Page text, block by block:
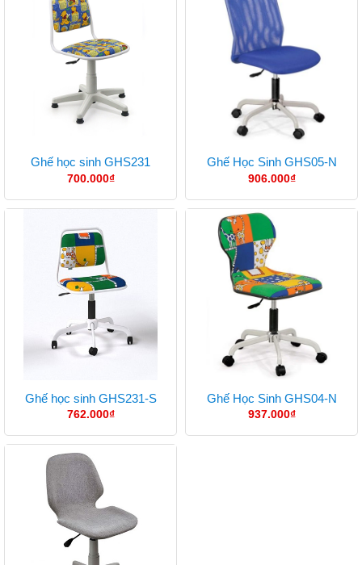
Ghế học sinh GHS231
700.000₫
Ghế Học Sinh GHS05-N
906.000₫
Ghế học sinh GHS231-S
762.000₫
Ghế Học Sinh GHS04-N
937.000₫